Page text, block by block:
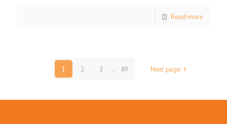
Read more
1 2 3 ... 49 Next page